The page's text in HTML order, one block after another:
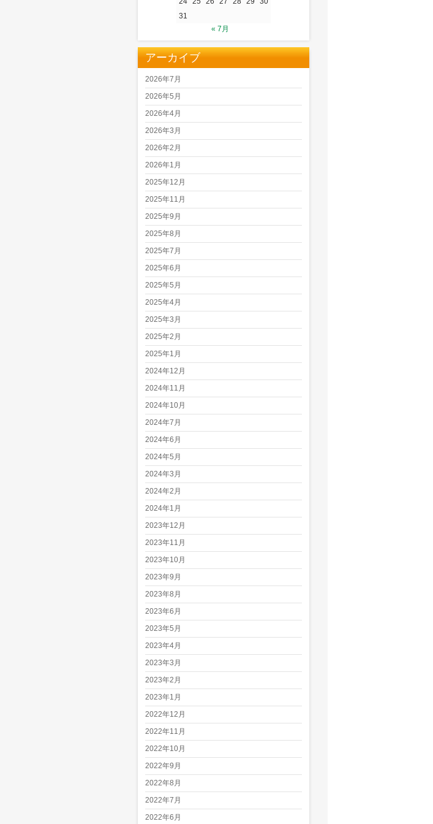
31
« 7月
アーカイブ
2026年7月
2026年5月
2026年4月
2026年3月
2026年2月
2026年1月
2025年12月
2025年11月
2025年9月
2025年8月
2025年7月
2025年6月
2025年5月
2025年4月
2025年3月
2025年2月
2025年1月
2024年12月
2024年11月
2024年10月
2024年7月
2024年6月
2024年5月
2024年3月
2024年2月
2024年1月
2023年12月
2023年11月
2023年10月
2023年9月
2023年8月
2023年6月
2023年5月
2023年4月
2023年3月
2023年2月
2023年1月
2022年12月
2022年11月
2022年10月
2022年9月
2022年8月
2022年7月
2022年6月